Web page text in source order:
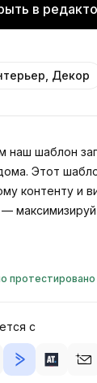
в
Декор
наш шаблон
Этот
контенту и
протестировано
с